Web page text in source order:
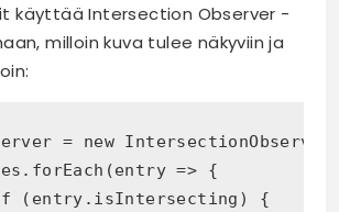
käyttää Intersection Observer -
milloin kuva tulee näkyviin ja
= new
=> {
(entry.isIntersecting) {